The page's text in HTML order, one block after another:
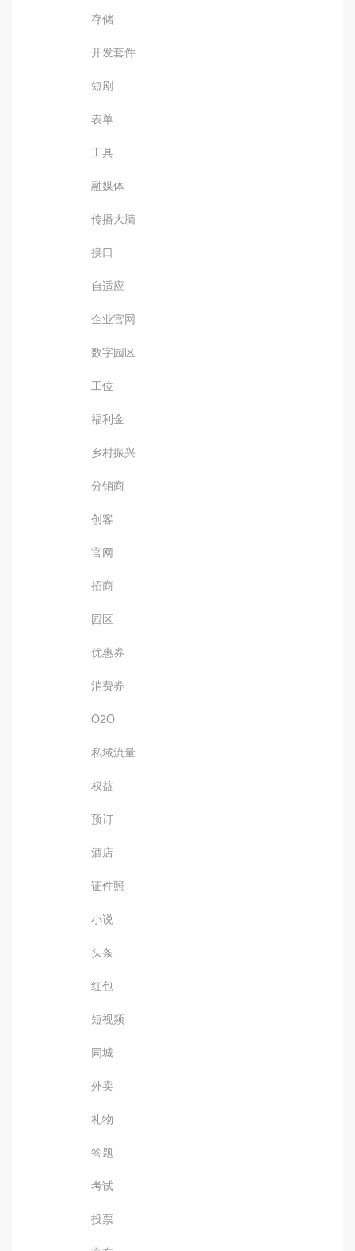
存储
开发套件
短剧
表单
工具
融媒体
传播大脑
接口
自适应
企业官网
数字园区
工位
福利金
乡村振兴
分销商
创客
官网
招商
园区
优惠券
消费券
O2O
私域流量
权益
预订
酒店
证件照
小说
头条
红包
短视频
同城
外卖
礼物
答题
考试
投票